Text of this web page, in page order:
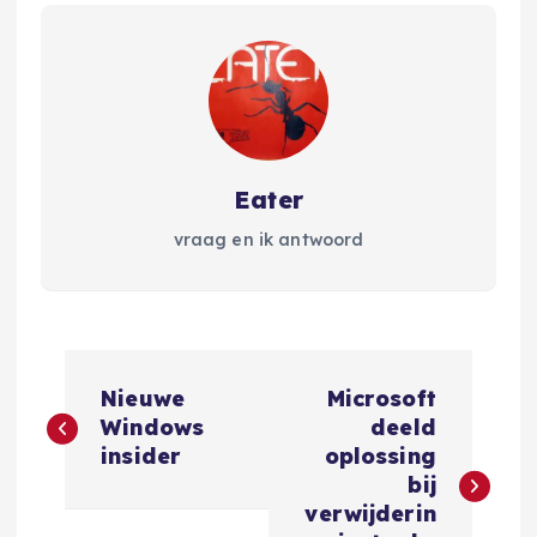
Eater
vraag en ik antwoord
e
Nieuwe
Windows
insider
Microsoft
deeld
oplossing
bij
verwijderin